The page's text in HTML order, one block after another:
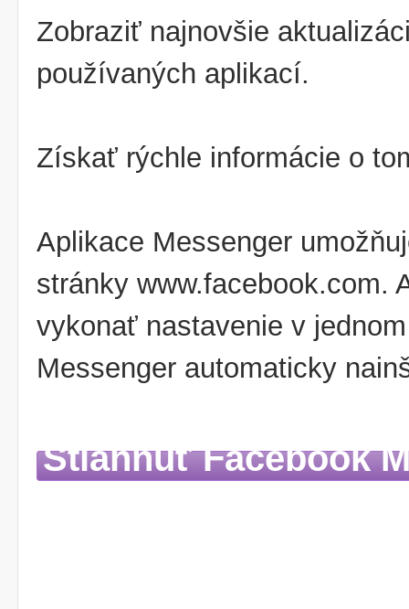
Zobraziť najnovšie
používaných aplikací.
Získať rýchle informácie o
Aplikace Messenger
stránky www.facebook.com.
vykonať nastavenie v
Messenger automaticky
Stiahnuť Facebook